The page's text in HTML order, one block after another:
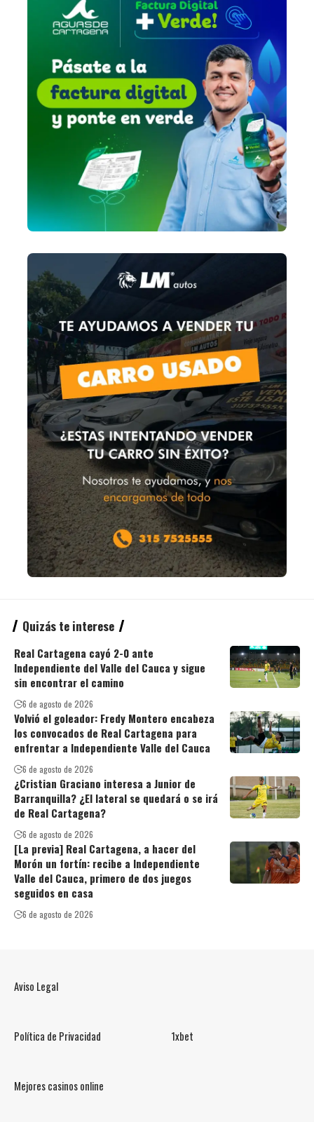
Quizás te interese
Real Cartagena cayó 2-0 ante
Independiente del Valle del Cauca y sigue
sin encontrar el camino
6 de agosto de 2026
Volvió el goleador: Fredy Montero encabeza
los convocados de Real Cartagena para
enfrentar a Independiente Valle del Cauca
6 de agosto de 2026
¿Cristian Graciano interesa a Junior de
Barranquilla? ¿El lateral se quedará o se irá
de Real Cartagena?
6 de agosto de 2026
[La previa] Real Cartagena, a hacer del
Morón un fortín: recibe a Independiente
Valle del Cauca, primero de dos juegos
seguidos en casa
6 de agosto de 2026
Aviso Legal
Política de Privacidad 1xbet
Mejores casinos online